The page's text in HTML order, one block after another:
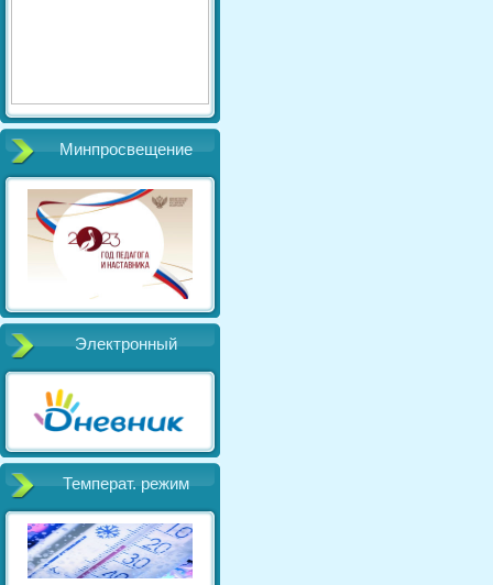
Минпросвещение
Электронный
Температ. режим